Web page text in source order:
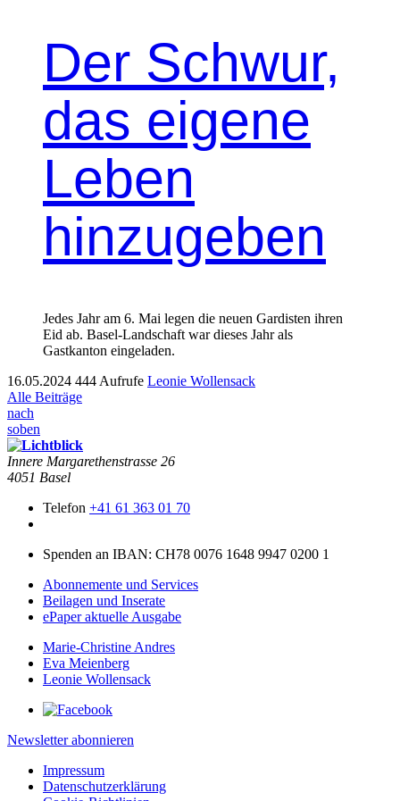
Der Schwur,
das eigene
Leben
hinzugeben
Jedes Jahr am 6. Mai legen die neuen Gardisten ihren
Eid ab. Basel-Landschaft war dieses Jahr als
Gastkanton eingeladen.
16.05.2024 444 Aufrufe Leonie Wollensack
Alle Beiträge
nach
soben
Innere Mar­garethen­strasse 26
4051 Basel
Telefon +41 61 363 01 70
Spenden an IBAN: CH78 0076 1648 9947 0200 1
Abonnemente und Services
Beilagen und Inserate
ePaper aktuelle Ausgabe
Marie-Christine Andres
Eva Meienberg
Leonie Wollensack
Newsletter abonnieren
Impressum
Datenschutzerklärung